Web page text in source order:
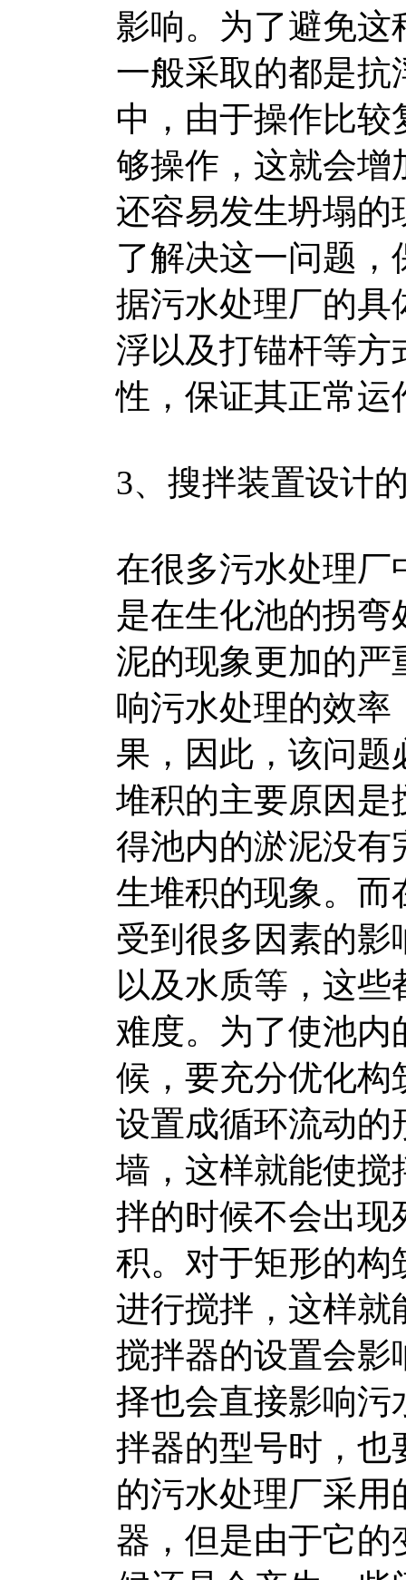
影响。为了避免这
一般采取的都是抗
中，由于操作比
够操作，这就会增
还容易发生坍塌的
了解决这一问题
据污水处理厂的具
浮以及打锚杆等方
性，保证其正常运
3、搜拌装置设计
在很多污水处理厂
是在生化池的拐
泥的现象更加的严
响污水处理的效率
果，因此，该问题
堆积的主要原因是
得池内的淤泥没有
生堆积的现象。而
受到很多因素的
以及水质等，这
难度。为了使池内
候，要充分优化构
设置成循环流动的
墙，这样就能使搅
拌的时候不会出现
积。对于矩形的构
进行搅拌，这样就
搅拌器的设置会影
择也会直接影响污
拌器的型号时，也
的污水处理厂采用
器，但是由于它的